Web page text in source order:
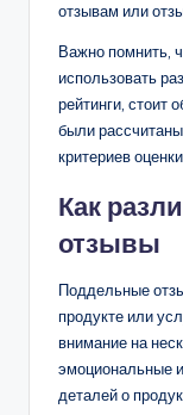
отзывам или
Важно помнить,
использовать
рейтинги, стоит
были
критериев
Как
отзывы
Поддельные
продукте или
внимание на
эмоциональные
деталей о